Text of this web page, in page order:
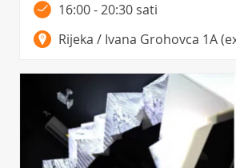
16:00 - 20:30 sati
Rijeka / Ivana Grohovca 1A